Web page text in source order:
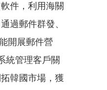
件，利用海關
過郵件群發、
開展郵件營
統管理客戶關
韓國市場，獲